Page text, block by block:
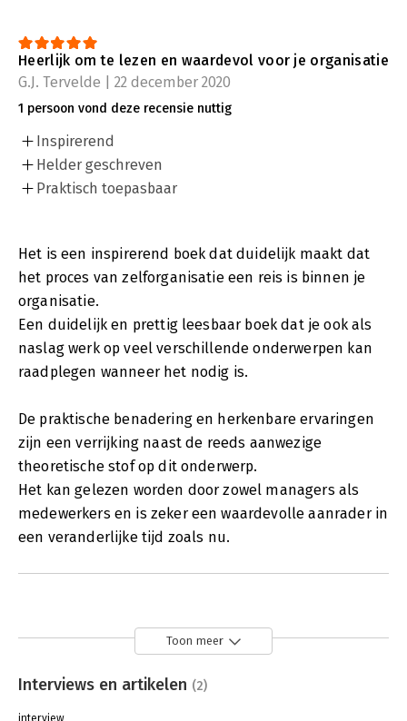
Heerlijk om te lezen en waardevol voor je organisatie
G.J. Tervelde | 22 december 2020
1 persoon vond deze recensie nuttig
Inspirerend
Helder geschreven
Praktisch toepasbaar
Het is een inspirerend boek dat duidelijk maakt dat
het proces van zelforganisatie een reis is binnen je
organisatie.
Een duidelijk en prettig leesbaar boek dat je ook als
naslag werk op veel verschillende onderwerpen kan
raadplegen wanneer het nodig is.
De praktische benadering en herkenbare ervaringen
zijn een verrijking naast de reeds aanwezige
theoretische stof op dit onderwerp.
Het kan gelezen worden door zowel managers als
medewerkers en is zeker een waardevolle aanrader in
een veranderlijke tijd zoals nu.
Toon meer
Interviews en artikelen (2)